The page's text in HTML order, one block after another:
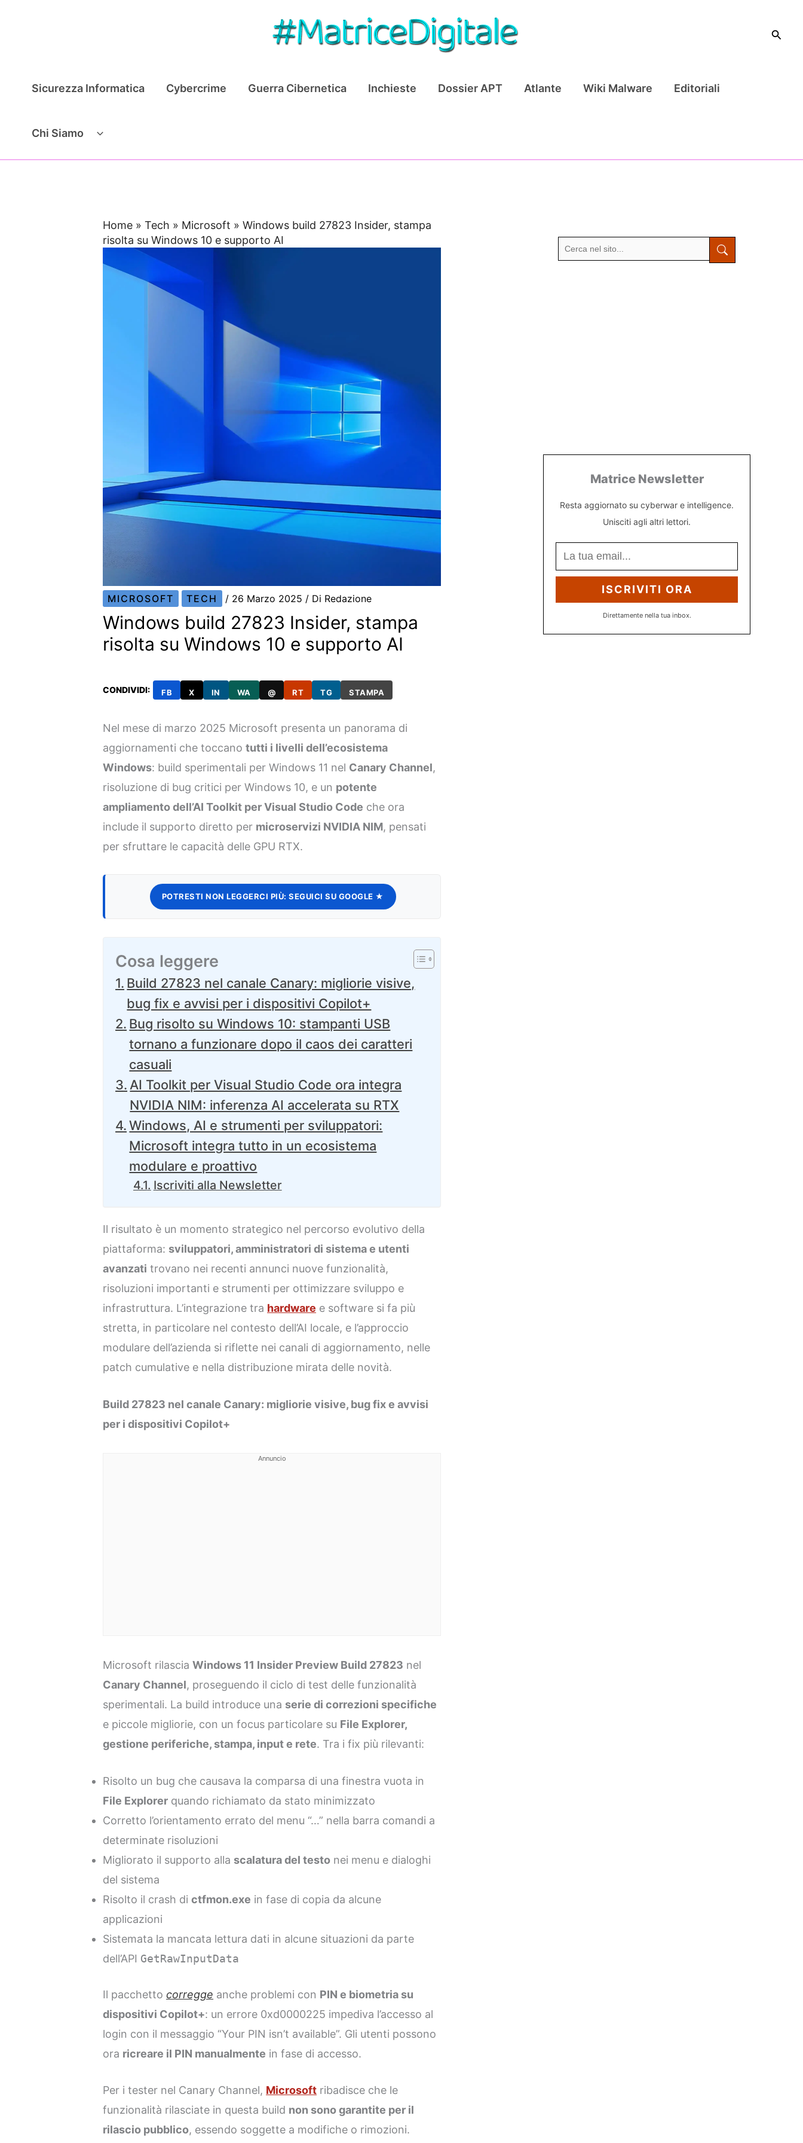
Cerca
Sicurezza Informatica Cybercrime Guerra Cibernetica Inchieste Dossier APT Atlante Wiki Malware Editoriali
Chi Siamo
Home »Tech » Microsoft »Windows build 27823 Insider, stampa
risolta su Windows 10 e supporto AI
MICROSOFT TECH / 26 Marzo 2025 / Di Redazione
Windows build 27823 Insider, stampa
risolta su Windows 10 e supporto AI
CONDIVIDI: FB X IN WA @ RT TG STAMPA
Nel mese di marzo 2025 Microsoft presenta un panorama di
aggiornamenti che toccanotutti i livelli dell’ecosistema
Windows: build sperimentali per Windows 11 nel Canary Channel,
risoluzione di bug critici per Windows 10, e un potente
ampliamento dell’AI Toolkit per Visual Studio Code che ora
include il supporto diretto per microservizi NVIDIA NIM, pensati
per sfruttare le capacità delle GPU RTX.
POTRESTI NON LEGGERCI PIÙ: SEGUICI SU GOOGLE ★
Cosa leggere
Build 27823 nel canale Canary: migliorie visive,
bug fix e avvisi per i dispositivi Copilot+
Bug risolto su Windows 10: stampanti USB
tornano a funzionare dopo il caos dei caratteri
casuali
AI Toolkit per Visual Studio Code ora integra
NVIDIA NIM: inferenza AI accelerata su RTX
Windows, AI e strumenti per sviluppatori:
Microsoft integra tutto in un ecosistema
modulare e proattivo
Iscriviti alla Newsletter
Il risultato è un momento strategico nel percorso evolutivo della
piattaforma: sviluppatori, amministratori di sistema e utenti
avanzati trovano nei recenti annunci nuove funzionalità,
risoluzioni importanti e strumenti per ottimizzare sviluppo e
infrastruttura. L’integrazione tra hardware e software si fa più
stretta, in particolare nel contesto dell’AI locale, e l’approccio
modulare dell’azienda si riflette nei canali di aggiornamento, nelle
patch cumulative e nella distribuzione mirata delle novità.
Build 27823 nel canale Canary: migliorie visive, bug fix e avvisi
per i dispositivi Copilot+
Annuncio
Microsoft rilasciaWindows 11 Insider Preview Build 27823 nel
Canary Channel, proseguendo il ciclo di test delle funzionalità
sperimentali. La build introduce una serie di correzioni specifiche
e piccole migliorie, con un focus particolare su File Explorer,
gestione periferiche, stampa, input e rete. Tra i fix più rilevanti:
Risolto un bug che causava la comparsa di una finestra vuota in
File Explorer quando richiamato da stato minimizzato
Corretto l’orientamento errato del menu “…” nella barra comandi a
determinate risoluzioni
Migliorato il supporto alla scalatura del testo nei menu e dialoghi
del sistema
Risolto il crash dictfmon.exe in fase di copia da alcune
applicazioni
Sistemata la mancata lettura dati in alcune situazioni da parte
dell’API GetRawInputData
Il pacchettocorregge anche problemi con PIN e biometria su
dispositivi Copilot+: un errore 0xd0000225 impediva l’accesso al
login con il messaggio “Your PIN isn’t available”. Gli utenti possono
ora ricreare il PIN manualmente in fase di accesso.
Per i tester nel Canary Channel, Microsoft ribadisce che le
funzionalità rilasciate in questa build non sono garantite per il
rilascio pubblico, essendo soggette a modifiche o rimozioni.
Matrice Newsletter
Resta aggiornato su cyberwar e intelligence.
Unisciti agli altri lettori.
ISCRIVITI ORA
Direttamente nella tua inbox.